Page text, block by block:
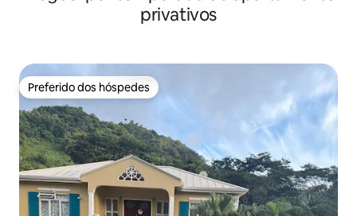
privativos
Preferido dos hóspedes
Preferido dos hóspedes